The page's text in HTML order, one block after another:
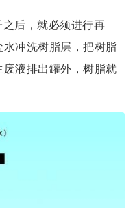
后，就必须进行再
冲洗树脂层，把树脂
液排出罐外，树脂就